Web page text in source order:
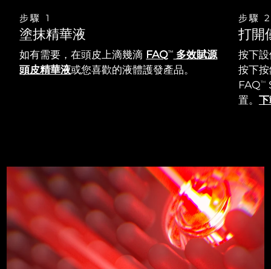
步驟 1
塗抹精華液
如有需要，在頭皮上滴幾滴 FAQTM
多效賦源
頭皮精華液或您喜歡的液體護發產品。
步驟
打開
按下
按下
FAQTM
置。